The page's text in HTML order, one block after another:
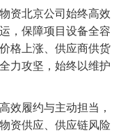
源
资北京公司始终高效
，保障项目设备全容
格上涨、供应商供货
力攻坚，始终以维护
效履约与主动担当，
资供应、供应链风险